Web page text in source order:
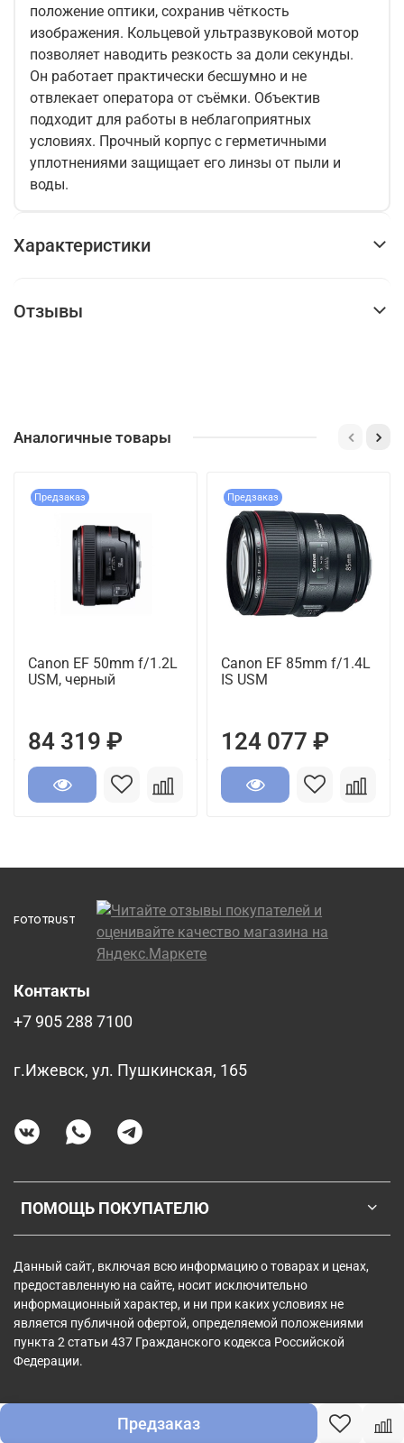
Предзаказ
положение оптики, сохранив чёткость
изображения. Кольцевой ультразвуковой мотор
позволяет наводить резкость за доли секунды.
Он работает практически бесшумно и не
отвлекает оператора от съёмки. Объектив
подходит для работы в неблагоприятных
условиях. Прочный корпус с герметичными
уплотнениями защищает его линзы от пыли и
воды.
Характеристики
Отзывы
Аналогичные товары
Предзаказ
Canon EF 50mm f/1.2L
USM, черный
84 319 ₽
Предзаказ
Canon EF 85mm f/1.4L
IS USM
124 077 ₽
FOTOTRUST
ПОМОЩЬ ПОКУПАТЕЛЮ
Контакты
+7 905 288 7100
г.Ижевск, ул. Пушкинская, 165
Данный сайт, включая всю информацию о товарах и ценах,
предоставленную на сайте, носит исключительно
информационный характер, и ни при каких условиях не
является публичной офертой, определяемой положениями
пункта 2 статьи 437 Гражданского кодекса Российской
Федерации.